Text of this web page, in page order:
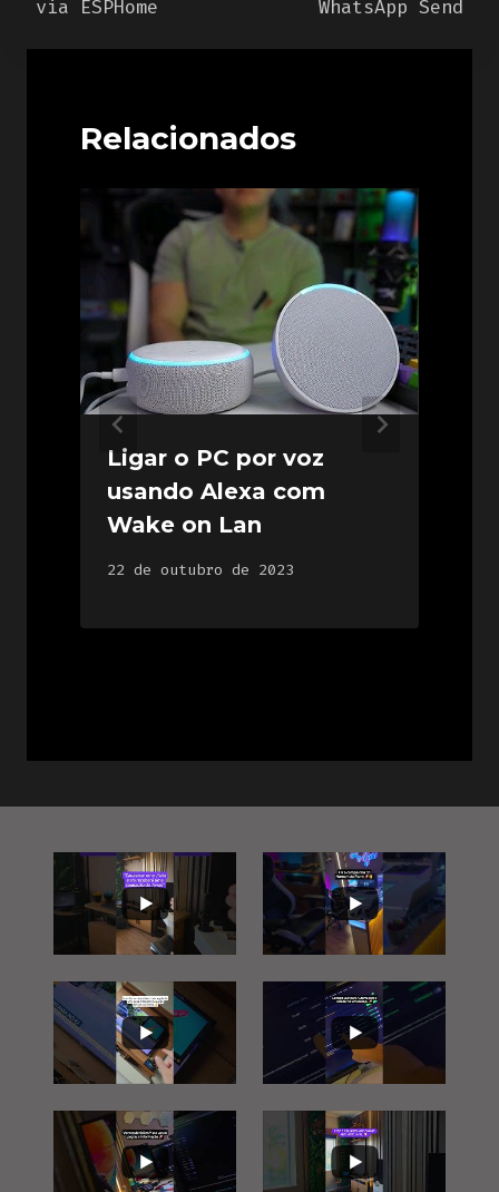
via ESPHome
WhatsApp Send
Relacionados
Ligar o PC por voz
usando Alexa com
Wake on Lan
22 de outubro de 2023